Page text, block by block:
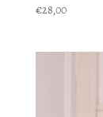
€28,00